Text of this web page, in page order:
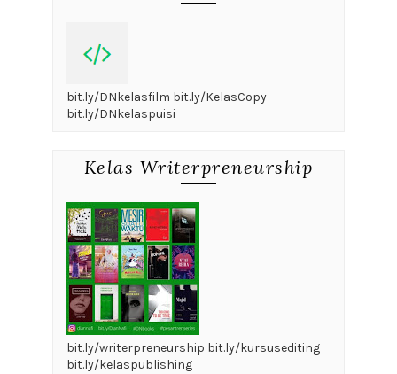
bit.ly/DNkelasfilm bit.ly/KelasCopy
bit.ly/DNkelaspuisi
Kelas Writerpreneurship
bit.ly/writerpreneurship bit.ly/kursusediting
bit.ly/kelaspublishing